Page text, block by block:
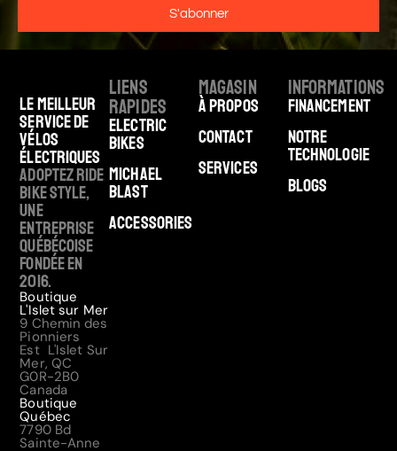
S'abonner
Le meilleur
service de
vélos
électriques
Adoptez Ride
Bike Style,
une
entreprise
québécoise
fondée en
2016.
Boutique
L'Islet sur Mer
9 Chemin des
Pionniers
Est L'Islet Sur
Mer, QC
G0R-2B0
Canada
Boutique
Québec
7790 Bd
Sainte-Anne
Liens
rapides
Electric
Bikes
Michael
Blast
Accessories
Magasin
À Propos
Contact
Services
Informations
Financement
Notre
technologie
Blogs